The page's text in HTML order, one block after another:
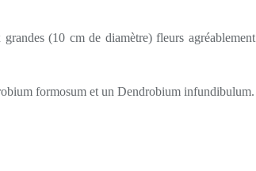
(10 cm de diamètre) fleurs agréablement
formosum et un Dendrobium infundibulum.